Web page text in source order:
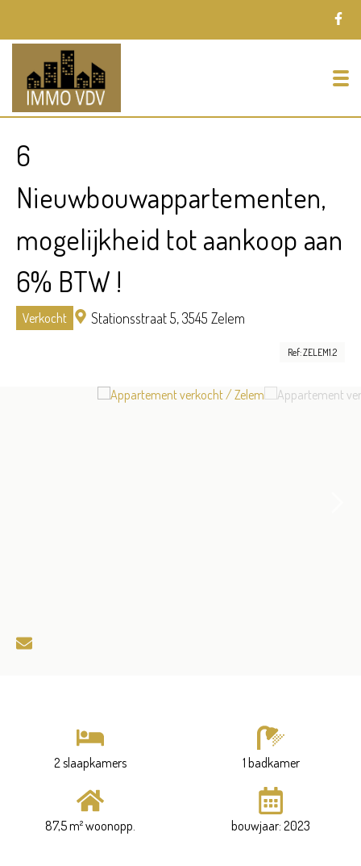
6
Nieuwbouwappartementen,
mogelijkheid tot aankoop aan
6% BTW !
Verkocht Stationsstraat 5,3545 Zelem
Ref: ZELEM1.2
2 slaapkamers 1 badkamer
87,5 m² woonopp. bouwjaar: 2023